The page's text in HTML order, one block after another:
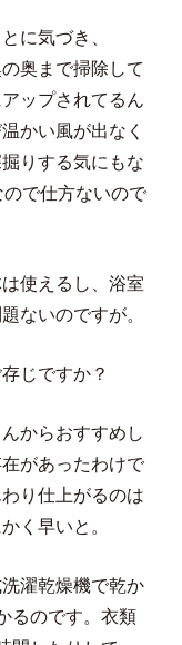
に気づき、
奥まで掃除して
ップされてるん
かい風が出なく
りする気にもな
で仕方ないので
使えるし、浴室
ないのですが。
存じですか？
からおすすめし
があったわけで
り仕上がるのは
く早いと。
濯乾燥機で乾か
るのです。衣類